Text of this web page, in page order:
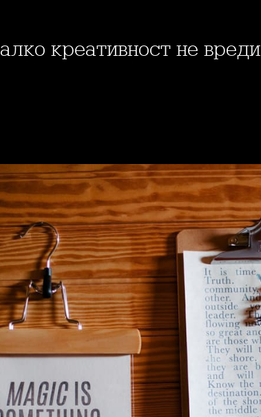
Малко креативност не вреди